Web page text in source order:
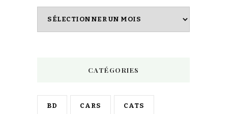
Archives
CATÉGORIES
BD CARS CATS